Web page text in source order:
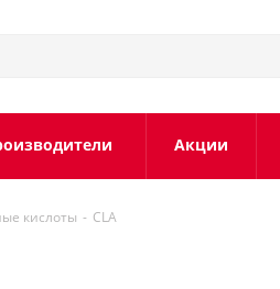
Акции
кислоты - CLA